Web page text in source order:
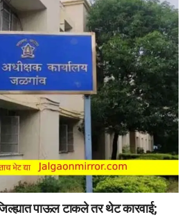
जिल्ह्यात पाऊल टाकले तर थेट कारवाई;